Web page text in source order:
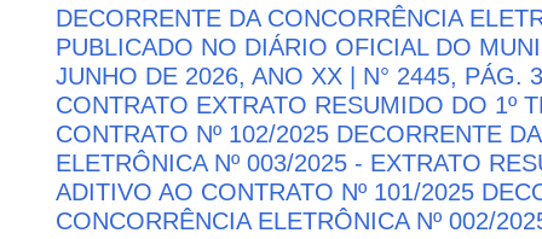
DECORRENTE DA CONCORRÊNCIA
PUBLICADO NO DIÁRIO OFICIAL DO
JUNHO DE 2026, ANO XX | N° 2445, PÁG.
CONTRATO EXTRATO RESUMIDO DO 1º
CONTRATO Nº 102/2025 DECORRENTE
ELETRÔNICA Nº 003/2025 - EXTRATO
ADITIVO AO CONTRATO Nº 101/2025
CONCORRÊNCIA ELETRÔNICA Nº 002/